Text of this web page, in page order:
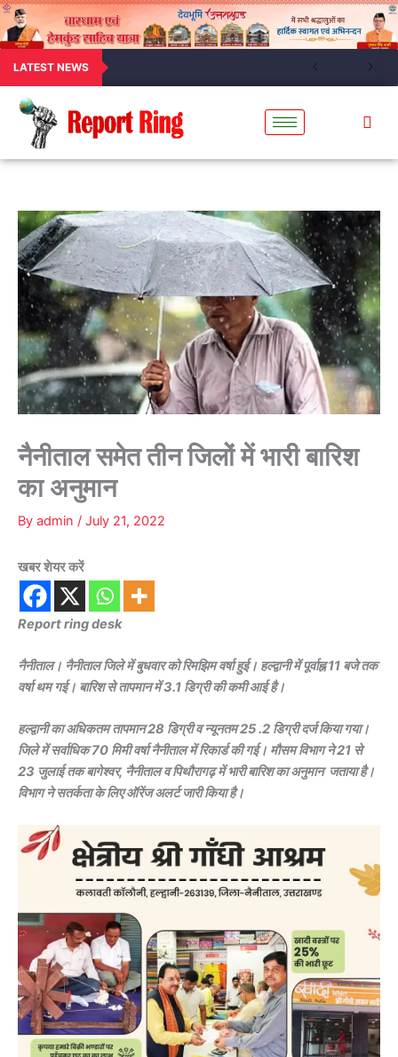
LATEST NEWS
नैनीताल समेत तीन जिलों में भारी बारिश
का अनुमान
By admin / July 21, 2022
खबर शेयर करें
Report ring desk
नैनीताल। नैनीताल जिले में बुधवार को रिमझिम वर्षा हुई। हल्द्वानी में पूर्वाह्न 11 बजे तक
वर्षा थम गई। बारिश से तापमान में 3.1 डिग्री की कमी आई है।
हल्द्वानी का अधिकतम तापमान 28 डिग्री व न्यूनतम 25 .2 डिग्री दर्ज किया गया।
जिले में सर्वाधिक 70 मिमी वर्षा नैनीताल में रिकार्ड की गई। मौसम विभाग ने 21 से
23 जुलाई तक बागेश्वर, नैनीताल व पिथौरागढ़ में भारी बारिश का अनुमान जताया है।
विभाग ने सतर्कता के लिए ऑरेंज अलर्ट जारी किया है।